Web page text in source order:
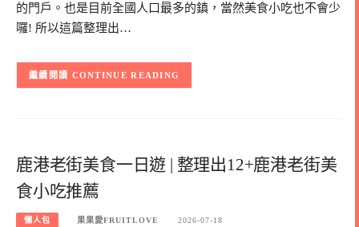
的門戶。也是目前全國人口最多的鎮，當然美食小吃也不會少
囉! 所以這篇整理出…
CONTINUE READING
鹿港老街美食一日遊 | 整理出12+鹿港老街美
食小吃推薦
懶人包 果果愛FRUITLOVE 2026-07-18